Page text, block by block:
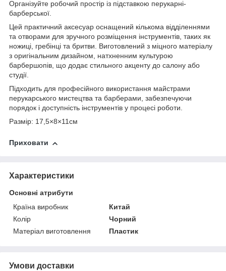
Організуйте робочий простір із підставкою перукарні-
барберської.
Цей практичний аксесуар оснащений кількома відділеннями
та отворами для зручного розміщення інструментів, таких як
ножиці, гребінці та бритви. Виготовлений з міцного матеріалу
з оригінальним дизайном, натхненним культурою
барбершопів, що додає стильного акценту до салону або
студії.
Підходить для професійного використання майстрами
перукарського мистецтва та барберами, забезпечуючи
порядок і доступність інструментів у процесі роботи.
Размір: 17,5×8×11см
Приховати
Характеристики
Основні атрибути
Країна виробник
Китай
Колір
Чорний
Матеріал виготовлення
Пластик
Умови доставки